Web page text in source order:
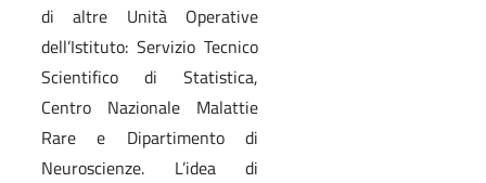
di altre Unità Operative
dell’Istituto: Servizio Tecnico
Scientifico di Statistica,
Centro Nazionale Malattie
Rare e Dipartimento di
Neuroscienze. L’idea di